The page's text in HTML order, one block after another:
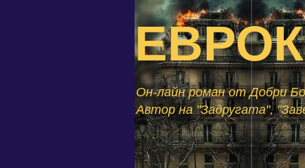
Он-лайн роман от Добри
Автор на "Задругата",